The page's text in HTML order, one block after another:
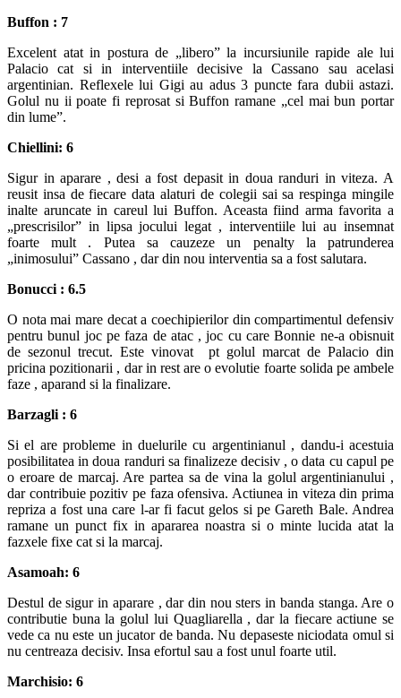
Buffon : 7
Excelent atat in postura de „libero” la incursiunile rapide ale lui
Palacio cat si in interventiile decisive la Cassano sau acelasi
argentinian. Reflexele lui Gigi au adus 3 puncte fara dubii astazi.
Golul nu ii poate fi reprosat si Buffon ramane „cel mai bun portar
din lume”.
Chiellini: 6
Sigur in aparare , desi a fost depasit in doua randuri in viteza. A
reusit insa de fiecare data alaturi de colegii sai sa respinga mingile
inalte aruncate in careul lui Buffon. Aceasta fiind arma favorita a
„prescrisilor” in lipsa jocului legat , interventiile lui au insemnat
foarte mult . Putea sa cauzeze un penalty la patrunderea
„inimosului” Cassano , dar din nou interventia sa a fost salutara.
Bonucci : 6.5
O nota mai mare decat a coechipierilor din compartimentul defensiv
pentru bunul joc pe faza de atac , joc cu care Bonnie ne-a obisnuit
de sezonul trecut. Este vinovat pt golul marcat de Palacio din
pricina pozitionarii , dar in rest are o evolutie foarte solida pe ambele
faze , aparand si la finalizare.
Barzagli : 6
Si el are probleme in duelurile cu argentinianul , dandu-i acestuia
posibilitatea in doua randuri sa finalizeze decisiv , o data cu capul pe
o eroare de marcaj. Are partea sa de vina la golul argentinianului ,
dar contribuie pozitiv pe faza ofensiva. Actiunea in viteza din prima
repriza a fost una care l-ar fi facut gelos si pe Gareth Bale. Andrea
ramane un punct fix in apararea noastra si o minte lucida atat la
fazxele fixe cat si la marcaj.
Asamoah: 6
Destul de sigur in aparare , dar din nou sters in banda stanga. Are o
contributie buna la golul lui Quagliarella , dar la fiecare actiune se
vede ca nu este un jucator de banda. Nu depaseste niciodata omul si
nu centreaza decisiv. Insa efortul sau a fost unul foarte util.
Marchisio: 6